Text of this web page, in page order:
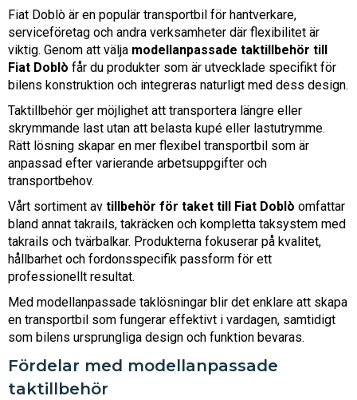
Fiat Doblò är en populär transportbil för hantverkare,
serviceföretag och andra verksamheter där flexibilitet är
viktig. Genom att välja modellanpassade taktillbehör till
Fiat Doblò får du produkter som är utvecklade specifikt för
bilens konstruktion och integreras naturligt med dess design.
Taktillbehör ger möjlighet att transportera längre eller
skrymmande last utan att belasta kupé eller lastutrymme.
Rätt lösning skapar en mer flexibel transportbil som är
anpassad efter varierande arbetsuppgifter och
transportbehov.
Vårt sortiment av tillbehör för taket till Fiat Doblò omfattar
bland annat takrails, takräcken och kompletta taksystem med
takrails och tvärbalkar. Produkterna fokuserar på kvalitet,
hållbarhet och fordonsspecifik passform för ett
professionellt resultat.
Med modellanpassade taklösningar blir det enklare att skapa
en transportbil som fungerar effektivt i vardagen, samtidigt
som bilens ursprungliga design och funktion bevaras.
Fördelar med modellanpassade
taktillbehör